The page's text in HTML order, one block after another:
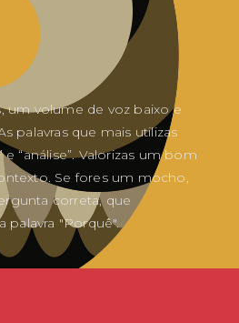
um volume de voz baixo e
palavras que mais utilizas
“análise”. Valorizas um bom
Se fores um mocho,
correta, que
palavra "Porquê".